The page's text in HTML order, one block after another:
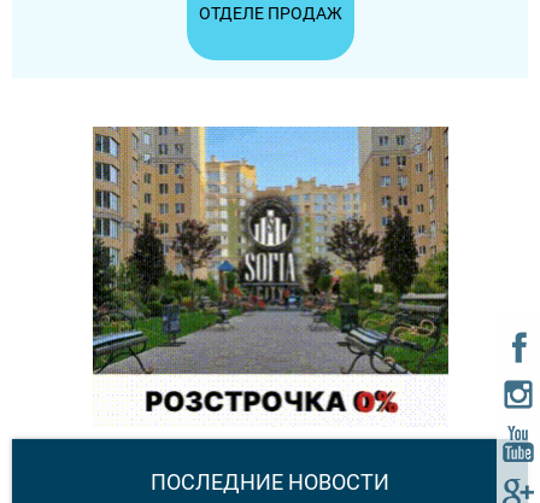
ОТДЕЛЕ ПРОДАЖ
ПОСЛЕДНИЕ НОВОСТИ